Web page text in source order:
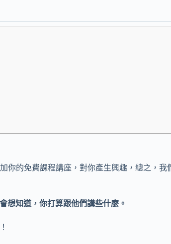
的免費課程講座，對你產生興趣，總之，
想知道，你打算跟他們講些什麼。